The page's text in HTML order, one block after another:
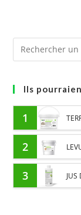
Ils
1
2
3 JUS